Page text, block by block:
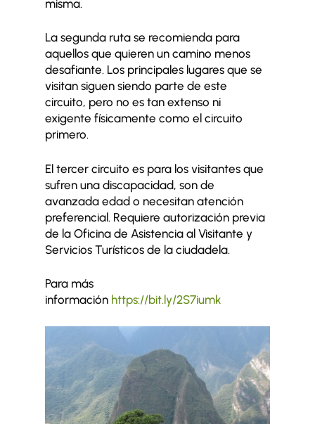
misma.
La segunda ruta se recomienda para
aquellos que quieren un camino menos
desafiante. Los principales lugares que se
visitan siguen siendo parte de este
circuito, pero no es tan extenso ni
exigente físicamente como el circuito
primero.
El tercer circuito es para los visitantes que
sufren una discapacidad, son de
avanzada edad o necesitan atención
preferencial. Requiere autorización previa
de la Oficina de Asistencia al Visitante y
Servicios Turísticos de la ciudadela.
Para más
información https://bit.ly/2S7iumk